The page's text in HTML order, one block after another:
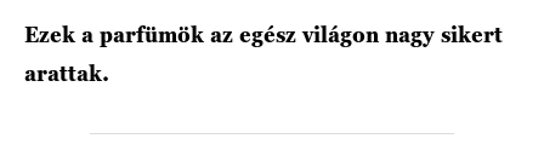
Ezek a parfümök az egész világon nagy sikert
arattak.